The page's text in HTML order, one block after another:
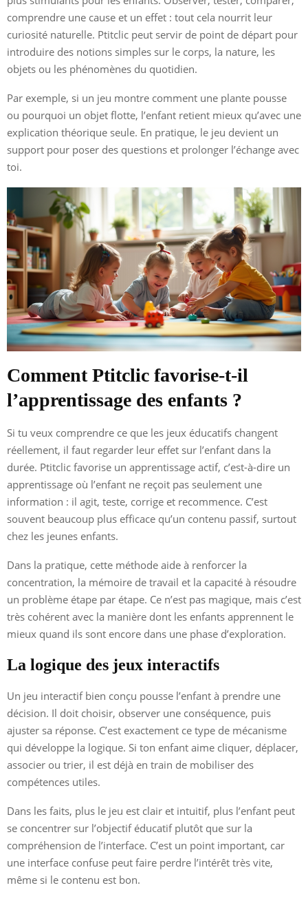
comprendre une cause et un effet : tout cela nourrit leur
curiosité naturelle. Ptitclic peut servir de point de départ pour
introduire des notions simples sur le corps, la nature, les
objets ou les phénomènes du quotidien.
Par exemple, si un jeu montre comment une plante pousse
ou pourquoi un objet flotte, l’enfant retient mieux qu’avec une
explication théorique seule. En pratique, le jeu devient un
support pour poser des questions et prolonger l’échange avec
toi.
Comment Ptitclic favorise-t-il
l’apprentissage des enfants ?
Si tu veux comprendre ce que les jeux éducatifs changent
réellement, il faut regarder leur effet sur l’enfant dans la
durée. Ptitclic favorise un apprentissage actif, c’est-à-dire un
apprentissage où l’enfant ne reçoit pas seulement une
information : il agit, teste, corrige et recommence. C’est
souvent beaucoup plus efficace qu’un contenu passif, surtout
chez les jeunes enfants.
Dans la pratique, cette méthode aide à renforcer la
concentration, la mémoire de travail et la capacité à résoudre
un problème étape par étape. Ce n’est pas magique, mais c’est
très cohérent avec la manière dont les enfants apprennent le
mieux quand ils sont encore dans une phase d’exploration.
La logique des jeux interactifs
Un jeu interactif bien conçu pousse l’enfant à prendre une
décision. Il doit choisir, observer une conséquence, puis
ajuster sa réponse. C’est exactement ce type de mécanisme
qui développe la logique. Si ton enfant aime cliquer, déplacer,
associer ou trier, il est déjà en train de mobiliser des
compétences utiles.
Dans les faits, plus le jeu est clair et intuitif, plus l’enfant peut
se concentrer sur l’objectif éducatif plutôt que sur la
compréhension de l’interface. C’est un point important, car
une interface confuse peut faire perdre l’intérêt très vite,
même si le contenu est bon.